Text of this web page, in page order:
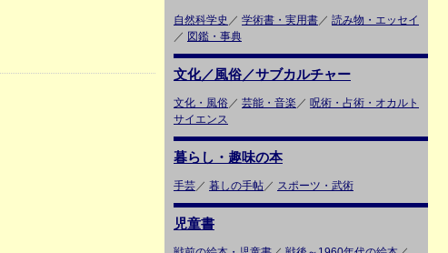
自然科学史 ／ 学術書・実用書／ 読み物・エッセイ
／ 図鑑・事典
文化／風俗／サブカルチャー
文化・風俗／ 芸能・音楽 ／ 呪術・占術・オカルト
サイエンス
暮らし・趣味の本
手芸／ 暮しの手帖／ スポーツ・武術
児童書